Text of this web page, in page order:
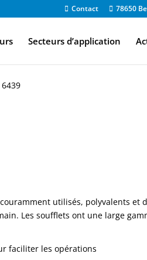
Contact 78650
Secteurs d’application
utilisés, polyvalents et
Les soufflets ont une large
faciliter les opérations